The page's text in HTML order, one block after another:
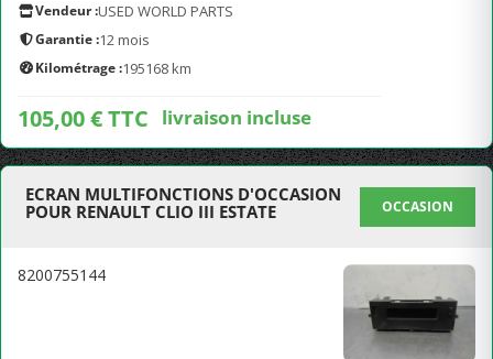
Vendeur :USED WORLD PARTS
Garantie :12 mois
Kilométrage :195168 km
105,00 € TTC livraison incluse
ECRAN MULTIFONCTIONS D'OCCASION
POUR RENAULT CLIO III ESTATE
OCCASION
8200755144